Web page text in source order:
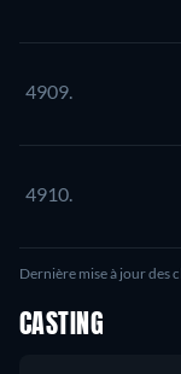
4909.
4910.
Dernière mise à jour des
CASTING